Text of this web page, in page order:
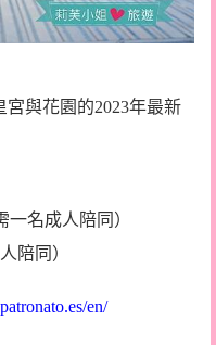
宮與花園的2023年最新
一名成人陪同）
陪同）
en/